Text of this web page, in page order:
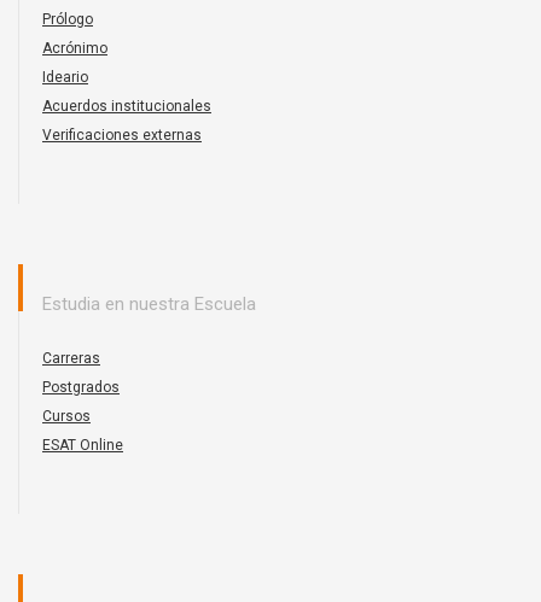
Prólogo
Acrónimo
Ideario
Acuerdos institucionales
Verificaciones externas
Estudia en nuestra Escuela
Carreras
Postgrados
Cursos
ESAT Online